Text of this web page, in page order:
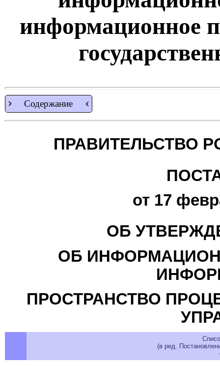
информационное
Содержание
ПРАВИТЕЛЬСТВО
от 17
ОБ
ОБ
ПРОСТРАНСТВО
(в ред.